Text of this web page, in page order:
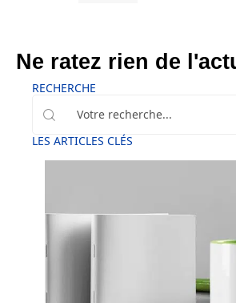
Ne ratez rien de
RECHERCHE
LES ARTICLES CLÉS